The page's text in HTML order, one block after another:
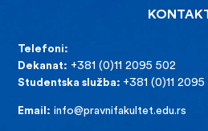
Telefoni:
Dekanat: +381 (0)11 2095 502
Studentska služba: +381 (0)11
Email: info@pravnifakultet.edu.rs